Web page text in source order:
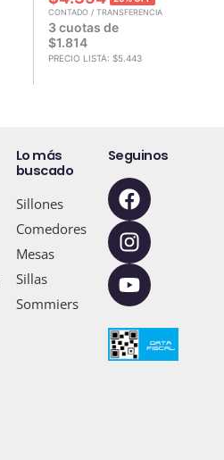
CONTADO / TRANSFERENCIA
3 cuotas de
$1.814
PRECIO LISTA: $5.443
Lo más
buscado
Sillones
Comedores
Mesas
Sillas
Sommiers
Seguinos
F
a
c
e
b
o
o
k
I
n
s
t
a
g
r
a
m
Y
o
u
t
u
b
e